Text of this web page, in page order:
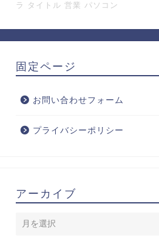
ラ
タイトル 営業 パソコン
固定ページ
お問い合わせフォーム
プライバシーポリシー
アーカイブ